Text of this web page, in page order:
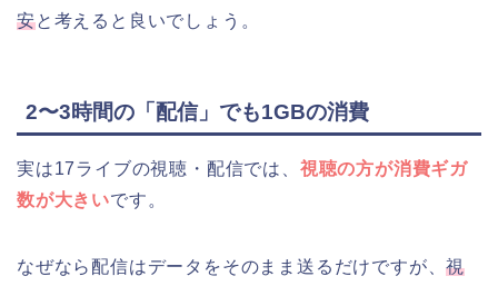
安と考えると良いでしょう。
2〜3時間の「配信」でも1GBの消費
実は17ライブの視聴・配信では、 視聴の方が消費ギガ
数が大きいです。
なぜなら配信はデータをそのまま送るだけですが、視